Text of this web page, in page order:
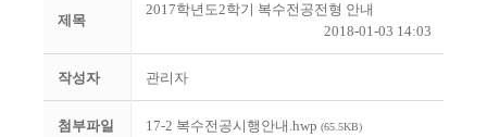
제목
2017학년도2학기 복수전공전형 안내
2018-01-03 14:03
작성자 관리자
첨부파일 17-2 복수전공시행안내.hwp (65.5KB)